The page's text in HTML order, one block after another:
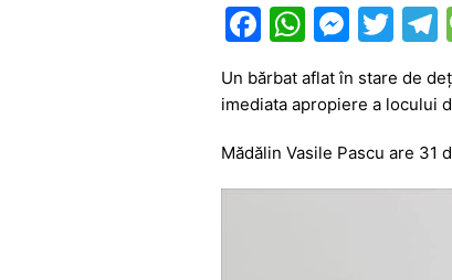
F
c
b
o
W
h
at
A
p
M
s
e
n
T
itt
Un bărbat aflat în stare de
imediata apropiere a locului
Mădălin Vasile Pascu are